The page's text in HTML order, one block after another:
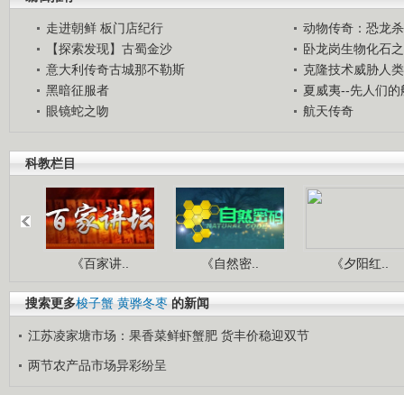
走进朝鲜 板门店纪行
动物传奇：恐龙
【探索发现】古蜀金沙
卧龙岗生物化石
意大利传奇古城那不勒斯
克隆技术威胁人
黑暗征服者
夏威夷--先人们的
眼镜蛇之吻
航天传奇
科教栏目
《百家讲.. 《自然密.. 《夕阳红..
搜索更多梭子蟹 黄骅冬枣 的新闻
江苏凌家塘市场：果香菜鲜虾蟹肥 货丰价稳迎双节
两节农产品市场异彩纷呈